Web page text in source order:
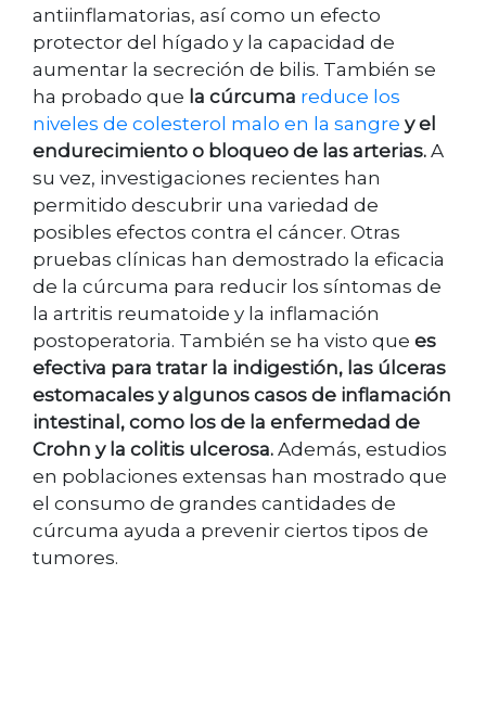
antiinflamatorias, así como un efecto
protector del hígado y la capacidad de
aumentar la secreción de bilis. También se
ha probado que la cúrcuma reduce los
niveles de colesterol malo en la sangre y el
endurecimiento o bloqueo de las arterias. A
su vez, investigaciones recientes han
permitido descubrir una variedad de
posibles efectos contra el cáncer. Otras
pruebas clínicas han demostrado la eficacia
de la cúrcuma para reducir los síntomas de
la artritis reumatoide y la inflamación
postoperatoria. También se ha visto que es
efectiva para tratar la indigestión, las úlceras
estomacales y algunos casos de inflamación
intestinal, como los de la enfermedad de
Crohn y la colitis ulcerosa. Además, estudios
en poblaciones extensas han mostrado que
el consumo de grandes cantidades de
cúrcuma ayuda a prevenir ciertos tipos de
tumores.